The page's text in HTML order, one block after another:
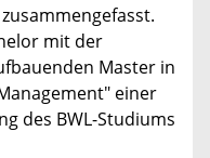
mit der
Master in
" einer
des BWL-Studiums